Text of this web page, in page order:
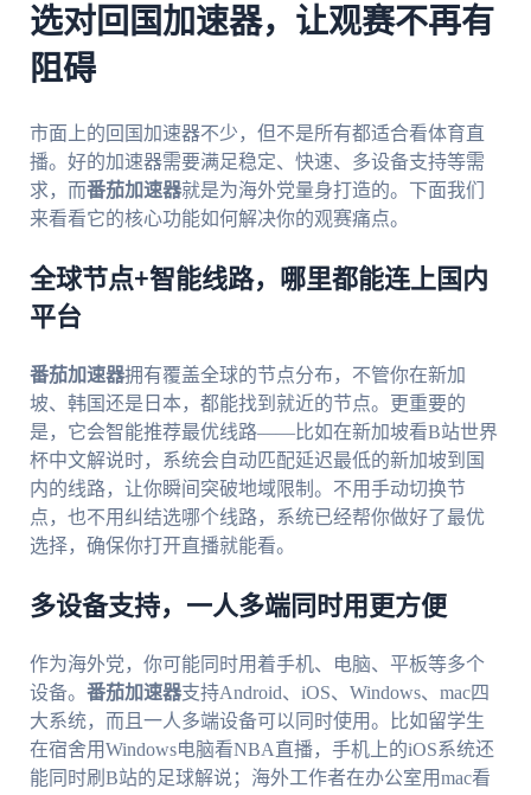
选对回国加速器，让观赛不再有
阻碍
市面上的回国加速器不少，但不是所有都适合看体育直
播。好的加速器需要满足稳定、快速、多设备支持等需
求，而番茄加速器就是为海外党量身打造的。下面我们
来看看它的核心功能如何解决你的观赛痛点。
全球节点+智能线路，哪里都能连上国内
平台
番茄加速器拥有覆盖全球的节点分布，不管你在新加
坡、韩国还是日本，都能找到就近的节点。更重要的
是，它会智能推荐最优线路——比如在新加坡看B站世界
杯中文解说时，系统会自动匹配延迟最低的新加坡到国
内的线路，让你瞬间突破地域限制。不用手动切换节
点，也不用纠结选哪个线路，系统已经帮你做好了最优
选择，确保你打开直播就能看。
多设备支持，一人多端同时用更方便
作为海外党，你可能同时用着手机、电脑、平板等多个
设备。 番茄加速器支持Android、iOS、Windows、mac四
大系统，而且一人多端设备可以同时使用。比如留学生
在宿舍用Windows电脑看NBA直播，手机上的iOS系统还
能同时刷B站的足球解说；海外工作者在办公室用mac看